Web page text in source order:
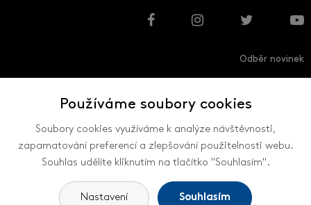
Odběr novinek
VŠECHNY KONTAKTY
Používáme soubory cookies
Soubory cookies využíváme k analýze návštěvnosti,
zapamatování preferencí a zlepšování použitelnosti webu.
Souhlas udělíte kliknutím na tlačítko "Souhlasím".
Nastavení Souhlasím